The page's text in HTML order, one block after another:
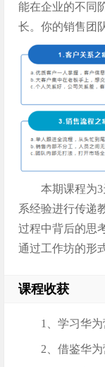
能在企业的不同
长。你的销售团
本期课程为
系经验进行传递
过程中背后的思
通过工作坊的形
课程收获
1、学习华
2、借鉴华